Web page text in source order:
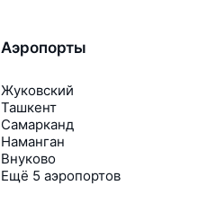
Аэропорты
Жуковский
Ташкент
Самарканд
Наманган
Внуково
Ещё 5 аэропортов